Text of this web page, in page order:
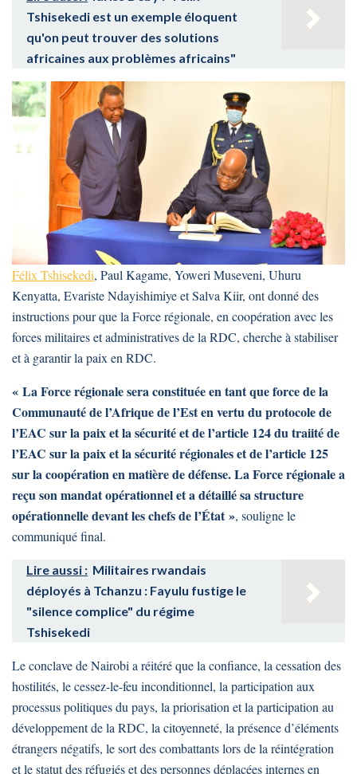
Tshisekedi est un exemple éloquent
qu'on peut trouver des solutions
africaines aux problèmes africains"
Félix Tshisekedi, Paul Kagame, Yoweri Museveni, Uhuru
Kenyatta, Evariste Ndayishimiye et Salva Kiir, ont donné des
instructions pour que la Force régionale, en coopération avec les
forces militaires et administratives de la RDC, cherche à stabiliser
et à garantir la paix en RDC.
« La Force régionale sera constituée en tant que force de la
Communauté de l’Afrique de l’Est en vertu du protocole de
l’EAC sur la paix et la sécurité et de l’article 124 du traiité de
l’EAC sur la paix et la sécurité régionales et de l’article 125
sur la coopération en matière de défense. La Force régionale a
reçu son mandat opérationnel et a détaillé sa structure
opérationnelle devant les chefs de l’État », souligne le
communiqué final.
Lire aussi : Militaires rwandais
déployés à Tchanzu : Fayulu fustige le
"silence complice" du régime
Tshisekedi
Le conclave de Nairobi a réitéré que la confiance, la cessation des
hostilités, le cessez-le-feu inconditionnel, la participation aux
processus politiques du pays, la priorisation et la participation au
développement de la RDC, la citoyenneté, la présence d’éléments
étrangers négatifs, le sort des combattants lors de la réintégration
et le statut des réfugiés et des personnes déplacées internes en